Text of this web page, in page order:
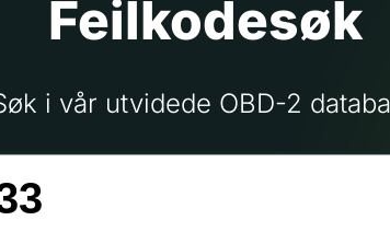
Feilkodesøk
i vår utvidede OBD-2